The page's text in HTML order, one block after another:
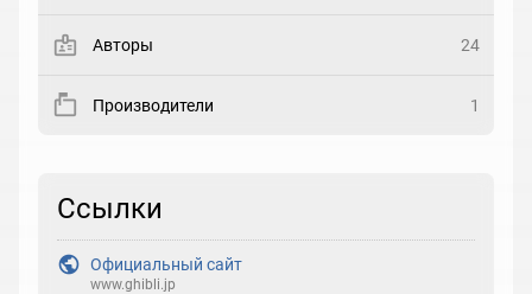
Рейтинг
Выберите реакцию
Авторы 24
Производители 1
Ссылки
Официальный сайт
www.ghibli.jp